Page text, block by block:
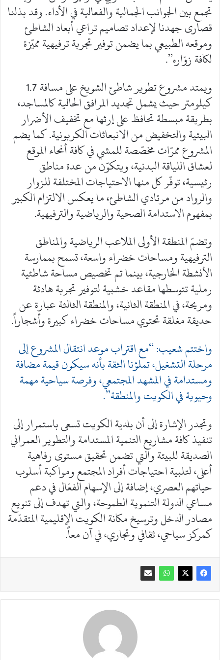
تجمع بين الجوانب الجمالية والفعالية في الأداء. وقد بذلنا
قصارى جهدنا لإعداد تصاميم تراعي أبعاد الشاطئ
وموقعه الطبيعي بما يضمن توفير تجربة ترفيهية مميّزة
لكافة زوّاره”.
ويمتد مشروع تطوير شاطئ الشويخ على مسافة 1.7
كيلومتر حيث يشمل تجديد المرافق الحالية كالمساجد،
بطريقة مبسطة تحافظ على إرثها مع تخفيف الأضرار
البيئية والتخفيض من الانبعاثات الكربونية. كما يضم
المشروع ممرّات مخصّصة للمشي في كافة أنحاء الموقع
لعشاق اللياقة البدنية، ويتكوّن من عدة مناطق
رئيسية، توفّر كل منها الاحتياجات المختلفة للزوار
والرواد من مرتادي الشاطئ، ما يعكس الالتزام الكبير
بمفهوم الاستدامة الصحية والرياضية والترفيهية.
وتضمّ المنطقة الأولى الملاعب الرياضية والمناطق
الترفيهية ومساحات خضراء واسعة، تسمح بممارسة
الأنشطة الخارجية، بينما تم تخصيص مساحة شاطئية
رملية تتوسطها مقاعد خشبية لتوفير تجربة هادئة
ومريحة، في المنطقة الثانية، والمنطقة الثالثة عبارة عن
حديقة مغلقة تحتوي مساحات خضراء كبيرة وأشجاراً.
واختتم شعيب: “مع اقتراب موعد انتقال المشروع إلى
مرحلة التشغيل، تملؤنا الثقة بأنه سيكون قيمة مضافة
ومستدامة في المشهد المجتمعي، وفرصة سياحية مهمة
وحيوية في الكويت والمنطقة”.
وتجدر الإشارة إلى أن بلدية الكويت تسعى باستمرار إلى
تنفيذ كافة مشاريع التنمية المستدامة والتطوير العمراني
الصديقة للبيئة والتي تضمن تحقيق مستوى رفاهية
أعلى، لتلبية احتياجات أفراد المجتمع ومواكبة أسلوب
حياتهم العصري، إضافة إلى الإسهام الفعّال في دعم
مساعي الدولة التنموية الطموحة، والتي تهدف إلى تنويع
مصادر الدخل وترسيخ مكانة الكويت الإقليمية المتقدّمة
كمركز سياحي، ثقافي وتجاري، في آن معاً.